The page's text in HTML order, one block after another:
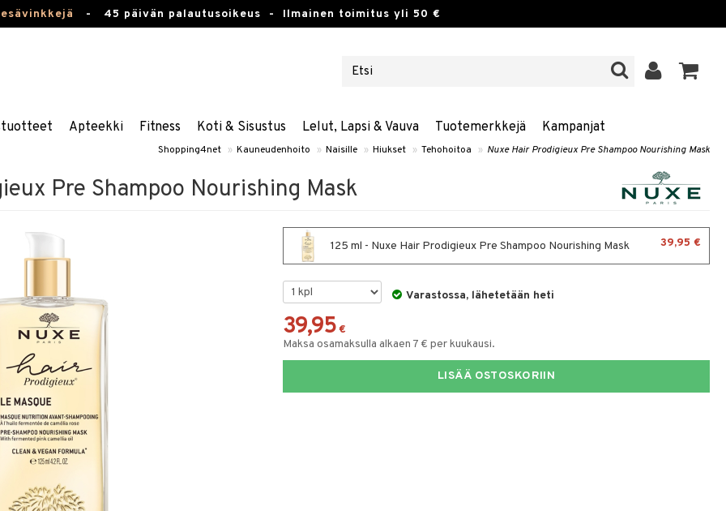
- 45 päivän palautusoikeus - Ilmainen toimitus yli 50 €
Apteekki Fitness Koti & Sisustus Lelut, Lapsi & Vauva Tuotemerkkejä Kampanjat
Shopping4net » Kauneudenhoito » Naisille » Hiukset » Tehohoitoa » Nuxe Hair Prodigieux Pre Shampoo Nourishing Mask
Pre Shampoo Nourishing Mask
125 ml - Nuxe Hair Prodigieux Pre Shampoo Nourishing Mask 39,95 €
Varastossa, lähetetään heti
39,95 €
Maksa osamaksulla alkaen 7 € per kuukausi.
LISÄÄ OSTOSKORIIN